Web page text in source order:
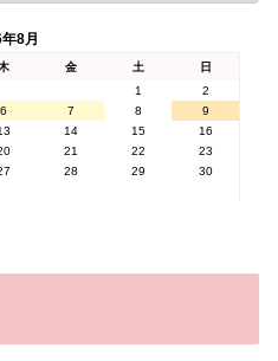
8月
金 土
日
1
2
6 7 8
9
14 15
16
21 22
23
28 29
30